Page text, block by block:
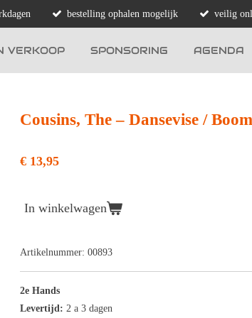
bestelling ophalen mogelijk veilig
VERKOOP SPONSORING AGENDA
Cousins, The ‎– Dansevise /
€ 13,95
In winkelwagen
Artikelnummer: 00893
2e Hands
Levertijd: 2 a 3 dagen